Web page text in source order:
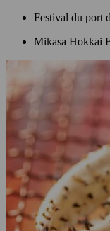
Festival du port
Mikasa Hokkai